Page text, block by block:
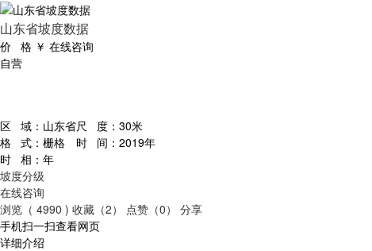
山东省坡度数据
价 格 ￥ 在线咨询
自营
区 域： 山东省尺 度： 30米
格 式： 栅格 时 间： 2019年
时 相： 年
坡度分级
在线咨询
浏览（ 4990 ) 收藏（2） 点赞（0）
分享
手机扫一扫查看网页
详细介绍